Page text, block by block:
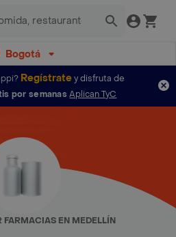
Bogotá
Regístratey disfruta de
por semanas Aplican TyC
FARMACIAS EN MEDELLÍN